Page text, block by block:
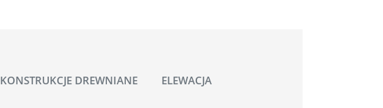
KONSTRUKCJE DREWNIANE
ELEWACJA